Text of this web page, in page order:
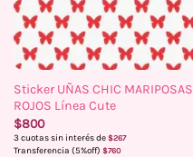
Sticker UÑAS CHIC MARIPOSAS
ROJOS Línea Cute
$800
3 cuotas sin interés de $267
Transferencia (5%off) $760